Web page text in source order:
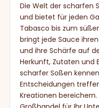
Die Welt der scharfen
und bietet für jeden
Tabasco bis zum
bringt jede Sauce
und ihre Schärfe auf
Herkunft, Zutaten und
scharfer Soßen
Entscheidungen
Kreationen bereichern.